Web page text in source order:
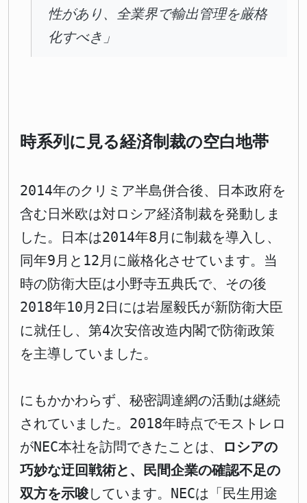
性があり、全業界で輸出管理を厳格
化すべき」
時系列に見る経済制裁の空白地帯
2014年のクリミア半島併合後、日本政府を
含む日米欧は対ロシア経済制裁を発動しま
した。日本は2014年8月に制裁を導入し、
同年9月と12月に厳格化させています。当
時の防衛大臣は小野寺五典氏で、その後
2018年10月2日には岩屋毅氏が新防衛大臣
に就任し、第4次安倍改造内閣で防衛政策
を主導していました。
にもかかわらず、秘密調達網の活動は継続
されていました。2018年時点でモストレロ
がNEC本社を訪問できたことは、
ロシアの
巧妙な迂回戦術と、民間企業の確認不足の
双方を示唆しています。NECは「民生用途